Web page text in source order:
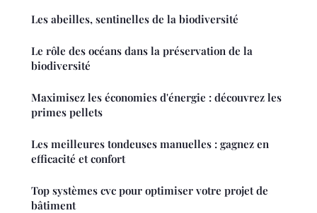
Les abeilles, sentinelles de la biodiversité
Le rôle des océans dans la préservation de la
biodiversité
Maximisez les économies d'énergie : découvrez les
primes pellets
Les meilleures tondeuses manuelles : gagnez en
efficacité et confort
Top systèmes cvc pour optimiser votre projet de
bâtiment